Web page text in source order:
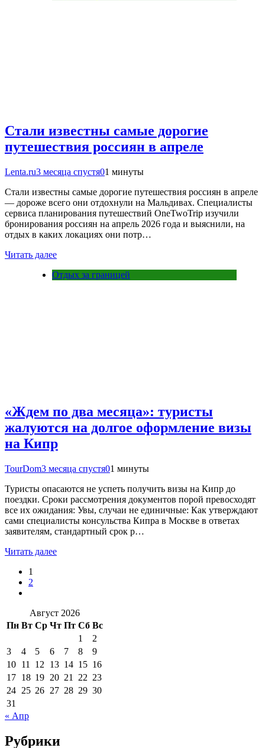
Стали известны самые дорогие
путешествия россиян в апреле
Lenta.ru3 месяца спустя01 минуты
Стали известны самые дорогие путешествия россиян в апреле
— дороже всего они отдохнули на Мальдивах. Cпециалисты
сервиса планирования путешествий OneTwoTrip изучили
бронирования россиян на апрель 2026 года и выяснили, на
отдых в каких локациях они потр…
Читать далее
Отдых за границей
«Ждем по два месяца»: туристы
жалуются на долгое оформление визы
на Кипр
TourDom3 месяца спустя01 минуты
Туристы опасаются не успеть получить визы на Кипр до
поездки. Сроки рассмотрения документов порой превосходят
все их ожидания: Увы, случаи не единичные: Как утверждают
сами специалисты консульства Кипра в Москве в ответах
заявителям, стандартный срок р…
Читать далее
1
2
Август 2026
Пн Вт Ср Чт Пт Сб Вс
1
2
3
4 5 6 7 8
9
10 11 12 13 14 15 16
17 18 19 20 21 22 23
24 25 26 27 28 29 30
31
« Апр
Рубрики